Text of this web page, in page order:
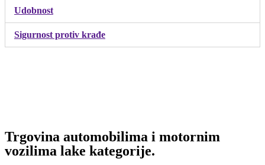
Udobnost
Sigurnost protiv krađe
Trgovina automobilima i motornim
vozilima lake kategorije.